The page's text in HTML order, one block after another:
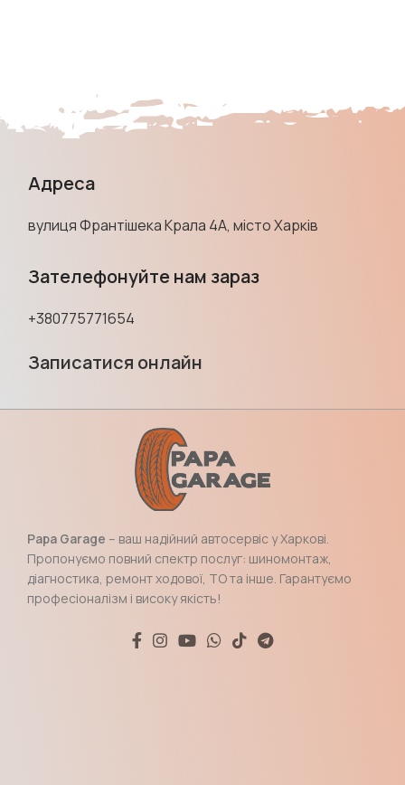
Адреса
вулиця Франтішека Крала 4А, місто Харків
Зателефонуйте нам зараз
+380775771654
Записатися онлайн
Papa Garage – ваш надійний автосервіс у Харкові.
Пропонуємо повний спектр послуг: шиномонтаж,
діагностика, ремонт ходової, ТО та інше. Гарантуємо
професіоналізм і високу якість!